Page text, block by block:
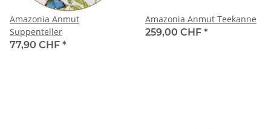
Amazonia Anmut
Suppenteller
77,90 CHF *
Amazonia Anmut Teekanne
259,00 CHF *